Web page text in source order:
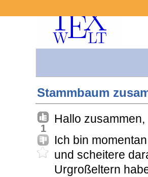
Stammbaum
1
Hallo zusammen,
Ich bin
und scheitere
Urgroßeltern